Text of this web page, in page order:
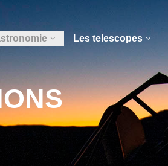
Les telescopes